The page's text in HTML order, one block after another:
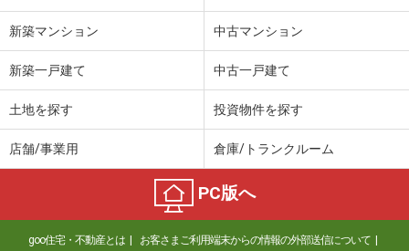
新築マンション 中古マンション
新築一戸建て 中古一戸建て
土地を探す 投資物件を探す
店舗/事業用 倉庫/トランクルーム
PC版へ
goo住宅・不動産とは お客さまご利用端末からの情報の外部送信について